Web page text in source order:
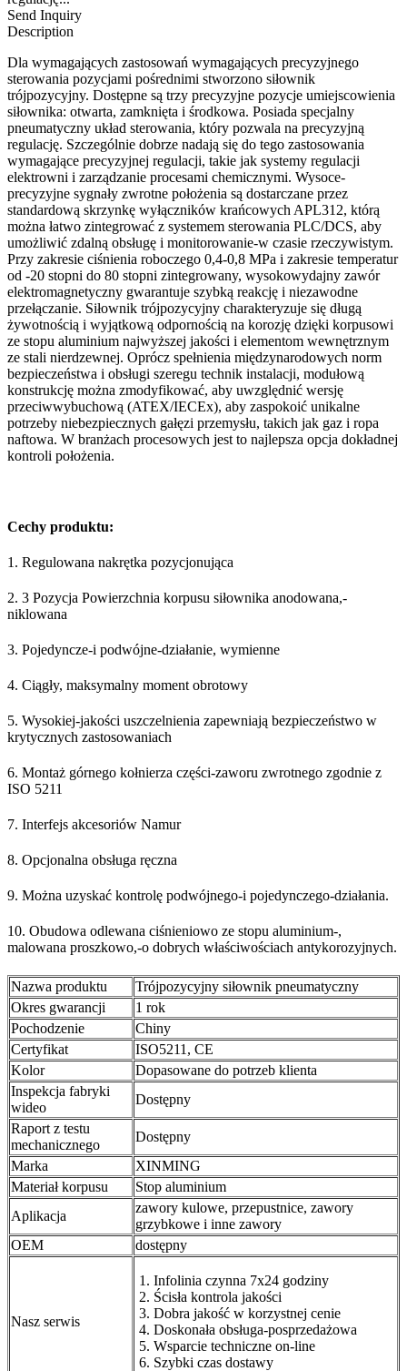
Send Inquiry
Description
Dla wymagających zastosowań wymagających precyzyjnego
sterowania pozycjami pośrednimi stworzono siłownik
trójpozycyjny. Dostępne są trzy precyzyjne pozycje umiejscowienia
siłownika: otwarta, zamknięta i środkowa. Posiada specjalny
pneumatyczny układ sterowania, który pozwala na precyzyjną
regulację. Szczególnie dobrze nadają się do tego zastosowania
wymagające precyzyjnej regulacji, takie jak systemy regulacji
elektrowni i zarządzanie procesami chemicznymi. Wysoce-
precyzyjne sygnały zwrotne położenia są dostarczane przez
standardową skrzynkę wyłączników krańcowych APL312, którą
można łatwo zintegrować z systemem sterowania PLC/DCS, aby
umożliwić zdalną obsługę i monitorowanie-w czasie rzeczywistym.
Przy zakresie ciśnienia roboczego 0,4-0,8 MPa i zakresie temperatur
od -20 stopni do 80 stopni zintegrowany, wysokowydajny zawór
elektromagnetyczny gwarantuje szybką reakcję i niezawodne
przełączanie. Siłownik trójpozycyjny charakteryzuje się długą
żywotnością i wyjątkową odpornością na korozję dzięki korpusowi
ze stopu aluminium najwyższej jakości i elementom wewnętrznym
ze stali nierdzewnej. Oprócz spełnienia międzynarodowych norm
bezpieczeństwa i obsługi szeregu technik instalacji, modułową
konstrukcję można zmodyfikować, aby uwzględnić wersję
przeciwwybuchową (ATEX/IECEx), aby zaspokoić unikalne
potrzeby niebezpiecznych gałęzi przemysłu, takich jak gaz i ropa
naftowa. W branżach procesowych jest to najlepsza opcja dokładnej
kontroli położenia.
Cechy produktu:
1. Regulowana nakrętka pozycjonująca
2. 3 Pozycja Powierzchnia korpusu siłownika anodowana,-
niklowana
3. Pojedyncze-i podwójne-działanie, wymienne
4. Ciągły, maksymalny moment obrotowy
5. Wysokiej-jakości uszczelnienia zapewniają bezpieczeństwo w
krytycznych zastosowaniach
6. Montaż górnego kołnierza części-zaworu zwrotnego zgodnie z
ISO 5211
7. Interfejs akcesoriów Namur
8. Opcjonalna obsługa ręczna
9. Można uzyskać kontrolę podwójnego-i pojedynczego-działania.
10. Obudowa odlewana ciśnieniowo ze stopu aluminium-,
malowana proszkowo,-o dobrych właściwościach antykorozyjnych.
Nazwa produktu
Trójpozycyjny siłownik pneumatyczny
Okres gwarancji
1 rok
Pochodzenie
Chiny
Certyfikat
ISO5211, CE
Kolor
Dopasowane do potrzeb klienta
Inspekcja fabryki
wideo
Dostępny
Raport z testu
mechanicznego
Dostępny
Marka
XINMING
Materiał korpusu
Stop aluminium
Aplikacja
zawory kulowe, przepustnice, zawory
grzybkowe i inne zawory
OEM
dostępny
Nasz serwis
Infolinia czynna 7x24 godziny
Ścisła kontrola jakości
Dobra jakość w korzystnej cenie
Doskonała obsługa-posprzedażowa
Wsparcie techniczne on-line
Szybki czas dostawy